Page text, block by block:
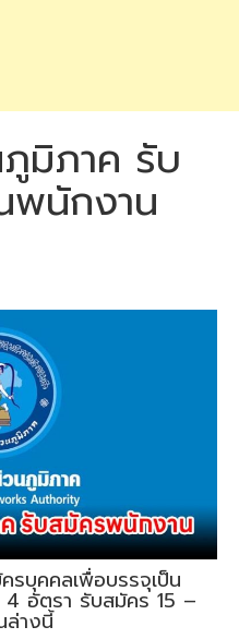
มิภาค รับ
พนักงาน
รบุคคลเพื่อบรรจุเป็น
อัตรา รับสมัคร 15 –
ล่างนี้